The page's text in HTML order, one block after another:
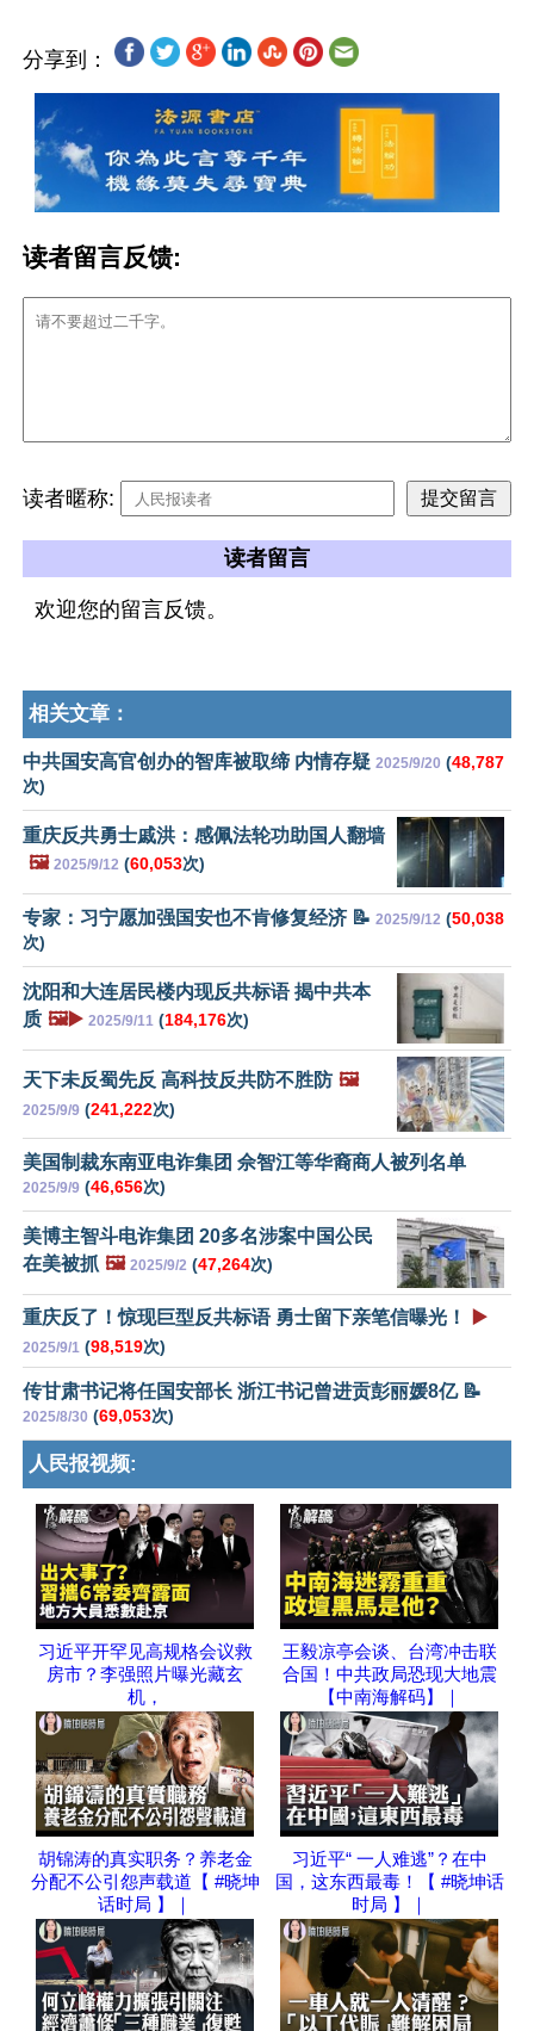
分享到：
读者留言反馈:
读者暱称:
读者留言
欢迎您的留言反馈。
相关文章：
中共国安高官创办的智库被取缔 内情存疑 2025/9/20 (48,787
次)
重庆反共勇士戚洪：感佩法轮功助国人翻墙
🖼️ 2025/9/12 (60,053次)
专家：习宁愿加强国安也不肯修复经济 📝 2025/9/12 (50,038
次)
沈阳和大连居民楼内现反共标语 揭中共本
质 🖼️▶️ 2025/9/11 (184,176次)
天下未反蜀先反 高科技反共防不胜防 🖼️
2025/9/9 (241,222次)
美国制裁东南亚电诈集团 佘智江等华裔商人被列名单
2025/9/9 (46,656次)
美博主智斗电诈集团 20多名涉案中国公民
在美被抓 🖼️ 2025/9/2 (47,264次)
重庆反了！惊现巨型反共标语 勇士留下亲笔信曝光！ ▶️
2025/9/1 (98,519次)
传甘肃书记将任国安部长 浙江书记曾进贡彭丽媛8亿 📝
2025/8/30 (69,053次)
人民报视频:
习近平开罕见高规格会议救
房市？李强照片曝光藏玄
机，
王毅凉亭会谈、台湾冲击联
合国！中共政局恐现大地震
【中南海解码】｜
胡锦涛的真实职务？养老金
分配不公引怨声载道【 #晓坤
话时局 】｜
习近平“ 一人难逃”？在中
国，这东西最毒！【 #晓坤话
时局 】｜